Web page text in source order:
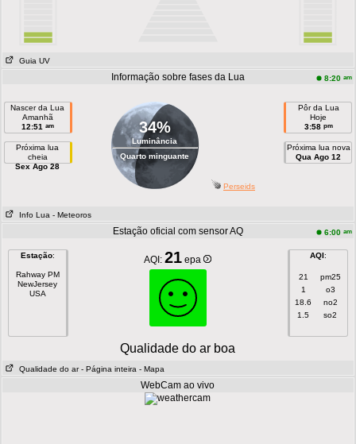
Guia UV
Informação sobre fases da Lua 8:20 am
Nascer da Lua
Amanhã
12:51 am
Próxima lua
cheia
Sex Ago 28
34%
Luminância
Quarto minguante
Pôr da Lua
Hoje
3:58 pm
Próxima lua nova
Qua Ago 12
Perseids
Info Lua - Meteoros
Estação oficial com sensor AQ 6:00 am
Estação:
Rahway PM
NewJersey
USA
AQI:21 epa AQI:
21
pm25
1
o3
18.6
no2
1.5
so2
Qualidade do ar boa
Qualidade do ar - Página inteira - Mapa
WebCam ao vivo